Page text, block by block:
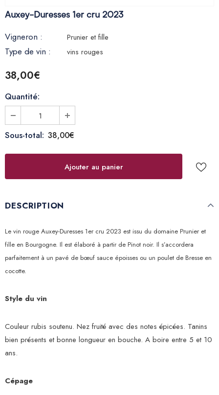
Auxey-Duresses 1er cru 2023
Vigneron : Prunier et fille
Type de vin : vins rouges
38,00€
Quantité:
Sous-total: 38,00€
DESCRIPTION
Le vin rouge Auxey-Duresses 1er cru 2023 est issu du domaine Prunier et
fille en Bourgogne. Il est élaboré à partir de Pinot noir. Il s’accordera
parfaitement à un pavé de bœuf sauce époisses ou un poulet de Bresse en
cocotte.
Style du vin
Couleur rubis soutenu. Nez fruité avec des notes épicées. Tanins
bien présents et bonne longueur en bouche. A boire entre 5 et 10
ans.
Cépage